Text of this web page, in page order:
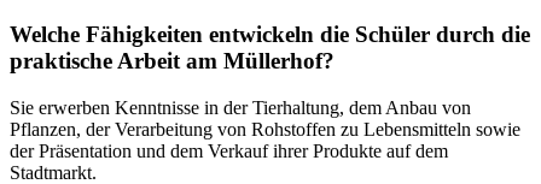
Welche Fähigkeiten entwickeln die Schüler durch die
praktische Arbeit am Müllerhof?
Sie erwerben Kenntnisse in der Tierhaltung, dem Anbau von
Pflanzen, der Verarbeitung von Rohstoffen zu Lebensmitteln sowie
der Präsentation und dem Verkauf ihrer Produkte auf dem
Stadtmarkt.